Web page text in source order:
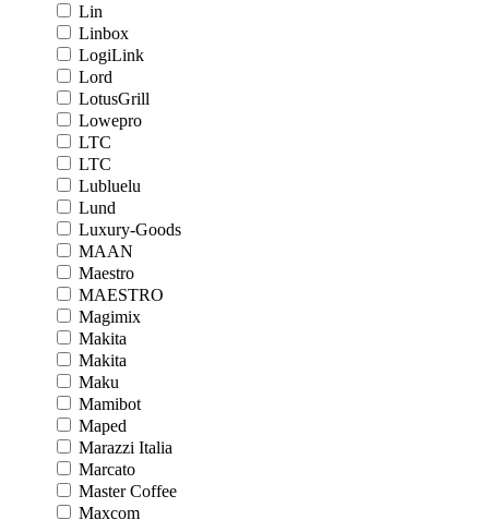
Lin
Linbox
LogiLink
Lord
LotusGrill
Lowepro
LTC
LTC
Lubluelu
Lund
Luxury-Goods
MAAN
Maestro
MAESTRO
Magimix
Makita
Makita
Maku
Mamibot
Maped
Marazzi Italia
Marcato
Master Coffee
Maxcom